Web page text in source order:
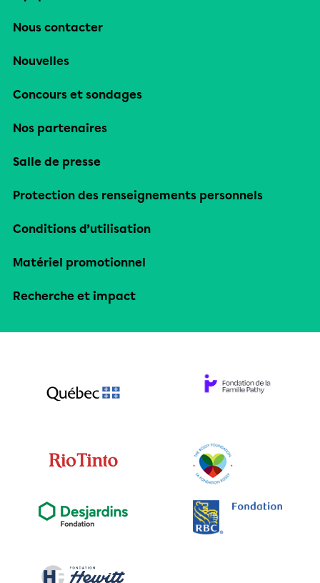
Nous contacter
Nouvelles
Concours et sondages
Nos partenaires
Salle de presse
Protection des renseignements personnels
Conditions d’utilisation
Matériel promotionnel
Recherche et impact